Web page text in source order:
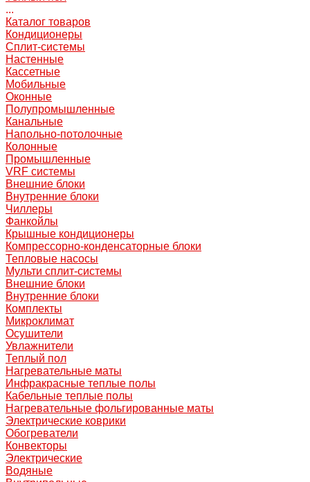
...
Каталог товаров
Кондиционеры
Сплит-системы
Настенные
Кассетные
Мобильные
Оконные
Полупромышленные
Канальные
Напольно-потолочные
Колонные
Промышленные
VRF системы
Внешние блоки
Внутренние блоки
Чиллеры
Фанкойлы
Крышные кондиционеры
Компрессорно-конденсаторные блоки
Тепловые насосы
Мульти сплит-системы
Внешние блоки
Внутренние блоки
Комплекты
Микроклимат
Осушители
Увлажнители
Теплый пол
Нагревательные маты
Инфракрасные теплые полы
Кабельные теплые полы
Нагревательные фольгированные маты
Электрические коврики
Обогреватели
Конвекторы
Электрические
Водяные